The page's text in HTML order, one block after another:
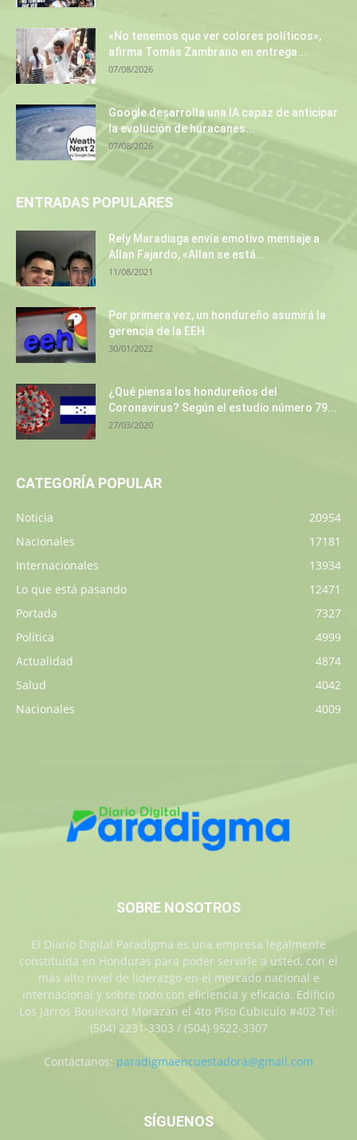
«No tenemos que ver colores políticos»,
afirma Tomás Zambrano en entrega...
07/08/2026
Google desarrolla una IA capaz de anticipar
la evolución de huracanes...
07/08/2026
ENTRADAS POPULARES
Rely Maradiaga envía emotivo mensaje a
Allan Fajardo, «Allan se está...
11/08/2021
Por primera vez, un hondureño asumirá la
gerencia de la EEH
30/01/2022
¿Qué piensa los hondureños del
Coronavirus? Según el estudio número 79...
27/03/2020
CATEGORÍA POPULAR
Noticia
20954
Nacionales
17181
Internacionales
13934
Lo que está pasando
12471
Portada
7327
Política
4999
Actualidad
4874
Salud
4042
Nacionales
4009
SOBRE NOSOTROS
El Diario Digital Paradigma es una empresa legalmente
constituida en Honduras para poder servirle a usted, con el
más alto nivel de liderazgo en el mercado nacional e
internacional y sobre todo con eficiencia y eficacia. Edificio
Los Jarros Boulevard Morazan el 4to Piso Cubiculo #402 Tel:
(504) 2231-3303 / (504) 9522-3307
Contáctanos: paradigmaencuestadora@gmail.com
SÍGUENOS